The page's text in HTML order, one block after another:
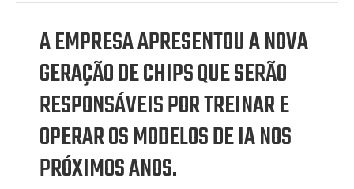
A EMPRESA APRESENTOU A NOVA
GERAÇÃO DE CHIPS QUE SERÃO
RESPONSÁVEIS POR TREINAR E
OPERAR OS MODELOS DE IA NOS
PRÓXIMOS ANOS.